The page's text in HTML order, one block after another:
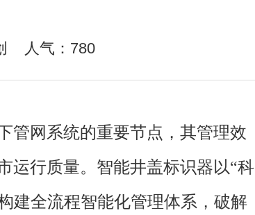
人气：780
管网系统的重要节点，其管理效
运行质量。智能井盖标识器以“科
建全流程智能化管理体系，破解